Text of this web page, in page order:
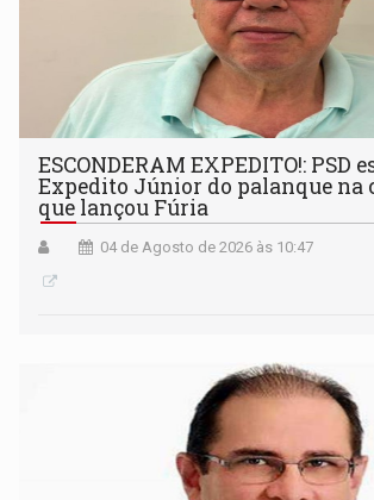
ESCONDERAM EXPEDITO!: PSD
Expedito Júnior do palanque na
que lançou Fúria
04 de Agosto de 2026 às 10:47